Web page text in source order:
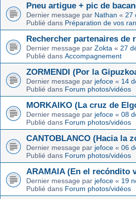
Pneu artigue + pic de
Dernier message par Nathan « 27
Publié dans Préparation de vos
Rechercher partenaires de
Dernier message par Zokta « 27
Publié dans Accompagnement
ZORMENDI (Por la
Dernier message par jefoce « 14
Publié dans Forum photos/vidéos
MORKAIKO (La cruz de
Dernier message par jefoce « 08
Publié dans Forum photos/vidéos
CANTOBLANCO (Hacia la
Dernier message par jefoce « 06
Publié dans Forum photos/vidéos
ARAMAIA (En el recóndito
Dernier message par jefoce « 19
Publié dans Forum photos/vidéos